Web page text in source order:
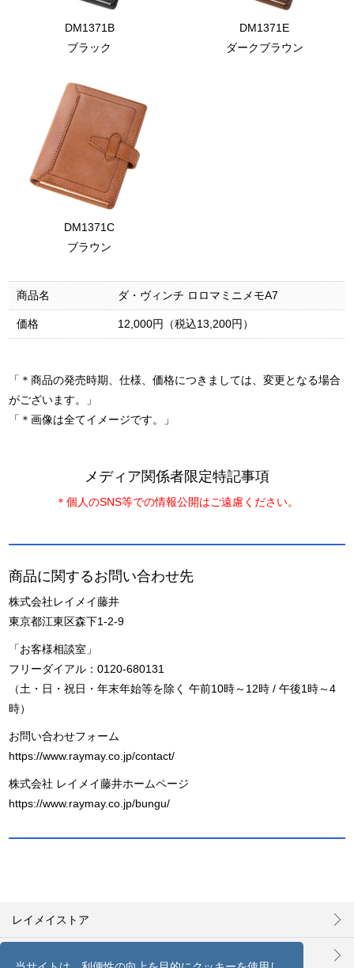
DM1371B
ブラック
DM1371E
ダークブラウン
DM1371C
ブラウン
商品名 ダ・ヴィンチ ロロマミニメモA7
価格 12,000円（税込13,200円）
「＊商品の発売時期、仕様、価格につきましては、変更となる場合
がございます。」
「＊画像は全てイメージです。」
メディア関係者限定特記事項
＊個人のSNS等での情報公開はご遠慮ください。
商品に関するお問い合わせ先
株式会社レイメイ藤井
東京都江東区森下1-2-9
「お客様相談室」
フリーダイアル：0120-680131
（土・日・祝日・年末年始等を除く 午前10時～12時 / 午後1時～4
時）
お問い合わせフォーム
https://www.raymay.co.jp/contact/
株式会社 レイメイ藤井ホームページ
https://www.raymay.co.jp/bungu/
レイメイストア